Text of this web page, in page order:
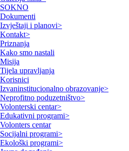
SOKNO
Dokumenti
Izvještaji i planovi>
Kontakt>
Priznanja
Kako smo nastali
Misija
Tijela upravljanja
Korisnici
Izvaninstitucionalno obrazovanje>
Neprofitno poduzetništvo>
Volonterski centar>
Edukativni programi>
Volonters centar
Socijalni programi>
Ekološki programi>